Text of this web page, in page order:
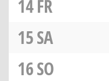
14FR
15SA
16SO